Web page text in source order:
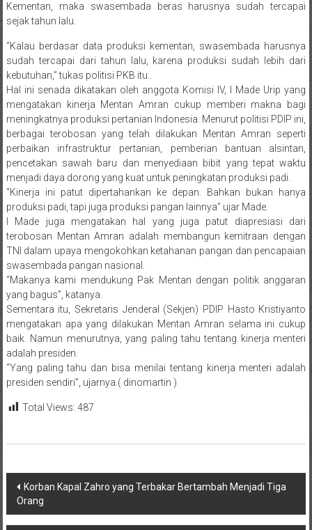
Kementan, maka swasembada beras harusnya sudah tercapai
sejak tahun lalu.
“Kalau berdasar data produksi kementan, swasembada harusnya
sudah tercapai dari tahun lalu, karena produksi sudah lebih dari
kebutuhan,” tukas politisi PKB itu..
Hal ini senada dikatakan oleh anggota Komisi IV, I Made Urip yang
mengatakan kinerja Mentan Amran cukup memberi makna bagi
meningkatnya produksi pertanian Indonesia. Menurut politisi PDIP ini,
berbagai terobosan yang telah dilakukan Mentan Amran seperti
perbaikan infrastruktur pertanian, pemberian bantuan alsintan,
pencetakan sawah baru dan menyediaan bibit yang tepat waktu
menjadi daya dorong yang kuat untuk peningkatan produksi padi.
“Kinerja ini patut dipertahankan ke depan. Bahkan bukan hanya
produksi padi, tapi juga produksi pangan lainnya” ujar Made.
I Made juga mengatakan hal yang juga patut diapresiasi dari
terobosan Mentan Amran adalah membangun kemitraan dengan
TNI dalam upaya mengokohkan ketahanan pangan dan pencapaian
swasembada pangan nasional.
“Makanya kami mendukung Pak Mentan dengan politik anggaran
yang bagus”, katanya.
Sementara itu, Sekretaris Jenderal (Sekjen) PDIP Hasto Kristiyanto
mengatakan apa yang dilakukan Mentan Amran selama ini cukup
baik. Namun menurutnya, yang paling tahu tentang kinerja menteri
adalah presiden.
“Yang paling tahu dan bisa menilai tentang kinerja menteri adalah
presiden sendiri”, ujarnya.( dinomartin )
Total Views: 487
Navigasi
pos
Korban Kapal Zahro yang Terbakar Bertambah Menjadi Tiga
Orang